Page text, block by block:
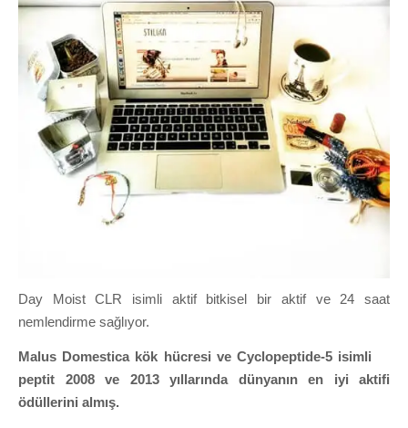
Day Moist CLR isimli aktif bitkisel bir aktif ve 24 saat
nemlendirme sağlıyor.
Malus Domestica kök hücresi ve Cyclopeptide-5 isimli
peptit 2008 ve 2013 yıllarında dünyanın en iyi aktifi
ödüllerini almış.